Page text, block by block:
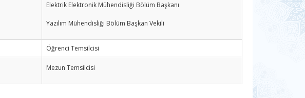
Elektrik Elektronik Mühendisliği Bölüm Başkanı
Yazılım Mühendisliği Bölüm Başkan Vekili
Öğrenci Temsilcisi
Mezun Temsilcisi